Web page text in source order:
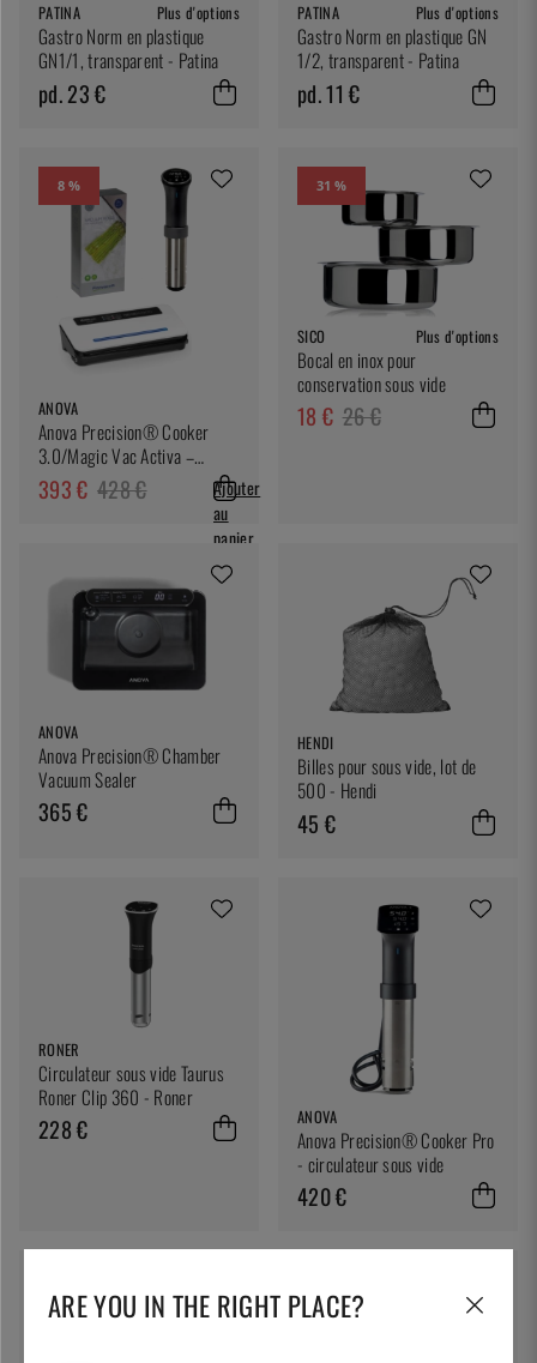
PATINA Plus d'options
Gastro Norm en plastique
GN1/1, transparent - Patina
pd. 23 €
PATINA Plus d'options
Gastro Norm en plastique GN
1/2, transparent - Patina
pd. 11 €
8 %
ANOVA
Anova Precision® Cooker
3.0/Magic Vac Activa –
Forfait Sous Vide
393 € 428 €
Ajouter
au
panier
31 %
SICO Plus d'options
Bocal en inox pour
conservation sous vide
18 € 26 €
ANOVA
Anova Precision® Chamber
Vacuum Sealer
365 €
HENDI
Billes pour sous vide, lot de
500 - Hendi
45 €
RONER
Circulateur sous vide Taurus
Roner Clip 360 - Roner
228 € ANOVA
Anova Precision® Cooker Pro
- circulateur sous vide
420 €
ARE YOU IN THE RIGHT PLACE?